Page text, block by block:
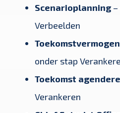
Scenarioplanning–
Verbeelden
onder stap
Toekomst
Verankeren